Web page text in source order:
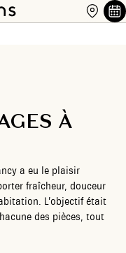
À
a eu le plaisir
fraîcheur, douceur
L’objectif était
des pièces, tout